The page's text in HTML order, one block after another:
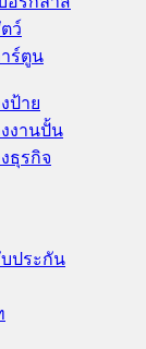
ว์
ร์ตูน
ป้าย
งานปั้น
ธุรกิจ
บประกัน